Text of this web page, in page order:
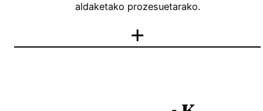
aldaketako prozesuetarako.
+